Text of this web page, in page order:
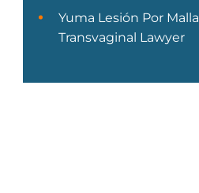
Yuma Lesión Por Malla
Transvaginal Lawyer